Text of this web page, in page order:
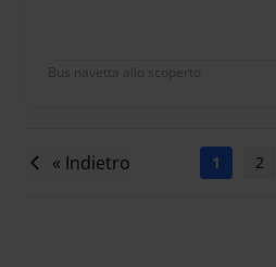
Bus navetta allo scoperto
« Indietro 1 2